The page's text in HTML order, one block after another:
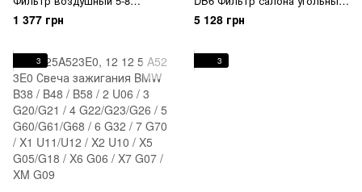
цилиндр BMW B58 / S63 / S68
/ X5 G05/F95 / G6 G06/F96 / X7
1 377 грн
BMW 5 F90/G30/G31 / 6 G32 / 7
G11/G12 / 8 F91/F14/G15/G16 /
G07 / XM G09
5 128 грн
3 3